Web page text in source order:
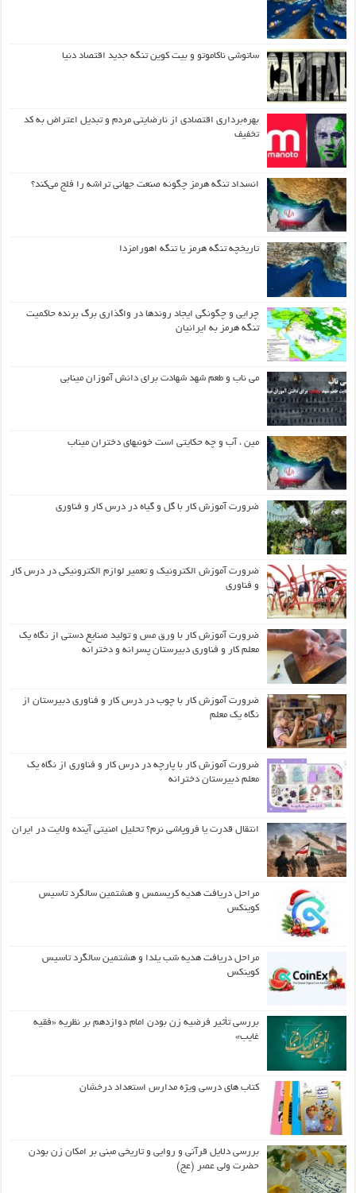
ساتوشی ناکاموتو و بیت کوین تنگه جدید اقتصاد دنیا
بهره‌برداری اقتصادی از نارضایتی مردم و تبدیل اعتراض به کد
تخفیف
انسداد تنگه هرمز چگونه صنعت جهانی تراشه را فلج می‌کند؟
تاریخچه تنگه هرمز یا تنگه اهورامزدا
چرایی و چگونگی ایجاد روندها در واگذاری برگ برنده حاکمیت
تنگه هرمز به ایرانیان
می ناب و طعم شهد شهادت برای دانش آموزان مینابی
مین ، آب و چه حکایتی است خونبهای دختران میناب
ضرورت آموزش کار با گل و گیاه در درس کار و فناوری
ضرورت آموزش الکترونیک و تعمیر لوازم الکترونیکی در درس کار
و فناوری
ضرورت آموزش کار با ورق مس و تولید صنایع دستی از نگاه یک
معلم کار و فناوری دبیرستان پسرانه و دخترانه
ضرورت آموزش کار با چوب در درس کار و فناوری دبیرستان از
نگاه یک معلم
ضرورت آموزش کار با پارچه در درس کار و فناوری از نگاه یک
معلم دبیرستان دخترانه
انتقال قدرت یا فروپاشی نرم؟ تحلیل امنیتی آینده ولایت در ایران
مراحل دریافت هدیه کریسمس و هشتمین سالگرد تاسیس
کوینکس
مراحل دریافت هدیه شب یلدا و هشتمین سالگرد تاسیس
کوینکس
بررسی تأثیر فرضیه زن بودن امام دوازدهم بر نظریه «فقیه
غایب»
کتاب های درسی ویژه مدارس استعداد درخشان
بررسی دلایل قرآنی و روایی و تاریخی مبنی بر امکان زن بودن
حضرت ولی عصر (عج)